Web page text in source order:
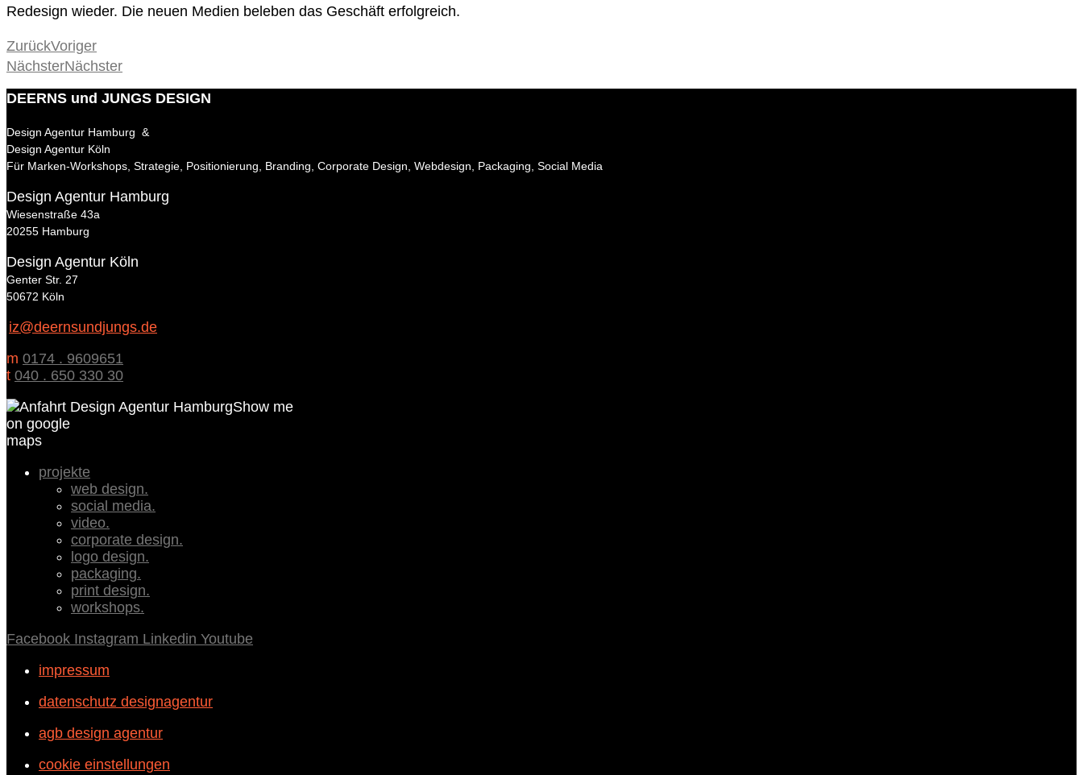
Redesign wieder. Die neuen Medien beleben das Geschäft erfolgreich.
ZurückVoriger
NächsterNächster
DEERNS und JUNGS DESIGN
Design Agentur Hamburg &
Design Agentur Köln
Für Marken-Workshops, Strategie, Positionierung, Branding, Corporate Design, Webdesign, Packaging, Social Media
Design Agentur Hamburg
Wiesenstraße 43a
20255 Hamburg
Design Agentur Köln
Genter Str. 27
50672 Köln
iz@deernsundjungs.de
m 0174 . 9609651
t 040 . 650 330 30
Show me
on google
maps
projekte
web design.
social media.
video.
corporate design.
logo design.
packaging.
print design.
workshops.
Facebook Instagram Linkedin Youtube
impressum
datenschutz designagentur
agb design agentur
cookie einstellungen